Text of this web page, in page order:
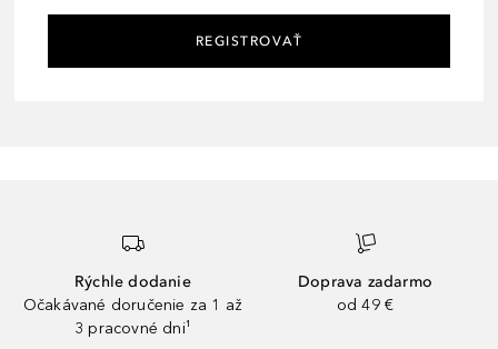
REGISTROVAŤ
Rýchle dodanie
Očakávané doručenie za 1 až
3 pracovné dni¹
Doprava zadarmo
od 49 €